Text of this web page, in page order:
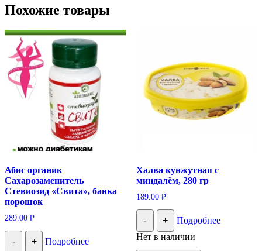
Похожие товары
Абис органик
Сахарозаменитель
Стевиозид «Свита», банка
порошок
289.00 ₽
- +
Подробнее
Халва кунжутная с
миндалём, 280 гр
189.00 ₽
- +
Подробнее
Нет в наличии